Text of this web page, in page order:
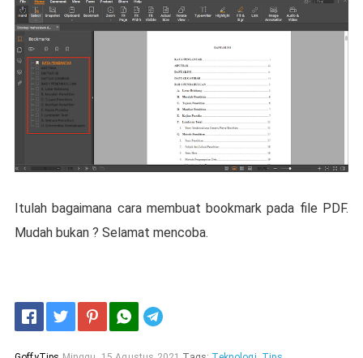
Itulah bagaimana cara membuat bookmark pada file PDF.
Mudah bukan ? Selamat mencoba.